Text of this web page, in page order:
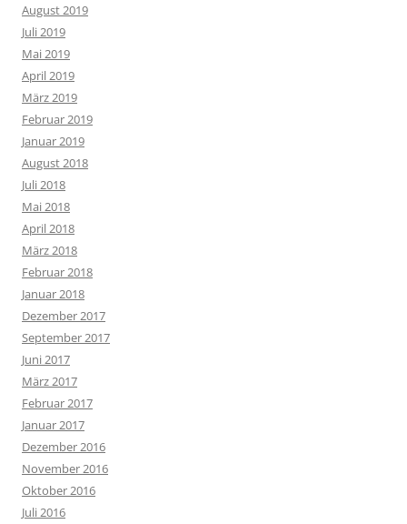
August 2019
Juli 2019
Mai 2019
April 2019
März 2019
Februar 2019
Januar 2019
August 2018
Juli 2018
Mai 2018
April 2018
März 2018
Februar 2018
Januar 2018
Dezember 2017
September 2017
Juni 2017
März 2017
Februar 2017
Januar 2017
Dezember 2016
November 2016
Oktober 2016
Juli 2016